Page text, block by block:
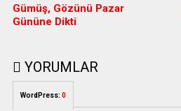
Gümüş, Gözünü Pazar
Gününe Dikti
YORUMLAR
WordPress: 0